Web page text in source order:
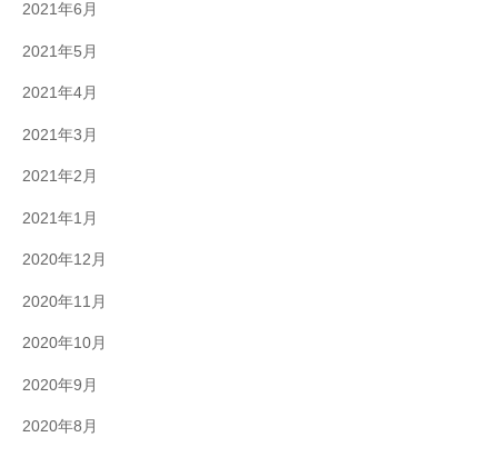
2021年6月
2021年5月
2021年4月
2021年3月
2021年2月
2021年1月
2020年12月
2020年11月
2020年10月
2020年9月
2020年8月